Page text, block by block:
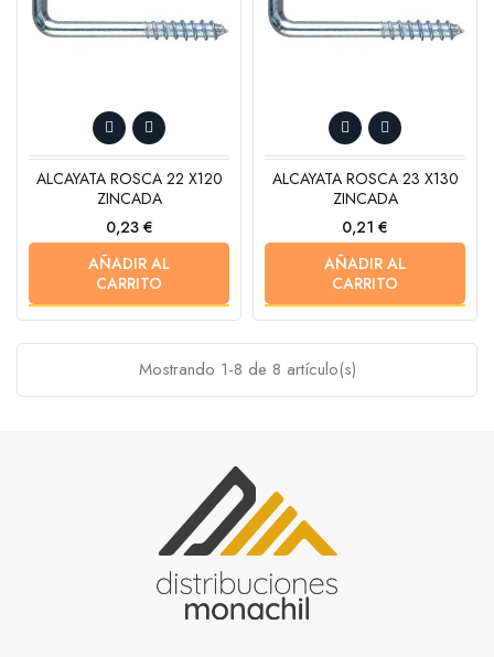
ALCAYATA ROSCA 22 X120
ZINCADA
Precio
0,23 €
AÑADIR AL
CARRITO
ALCAYATA ROSCA 23 X130
ZINCADA
Precio
0,21 €
AÑADIR AL
CARRITO
Mostrando 1-8 de 8 artículo(s)